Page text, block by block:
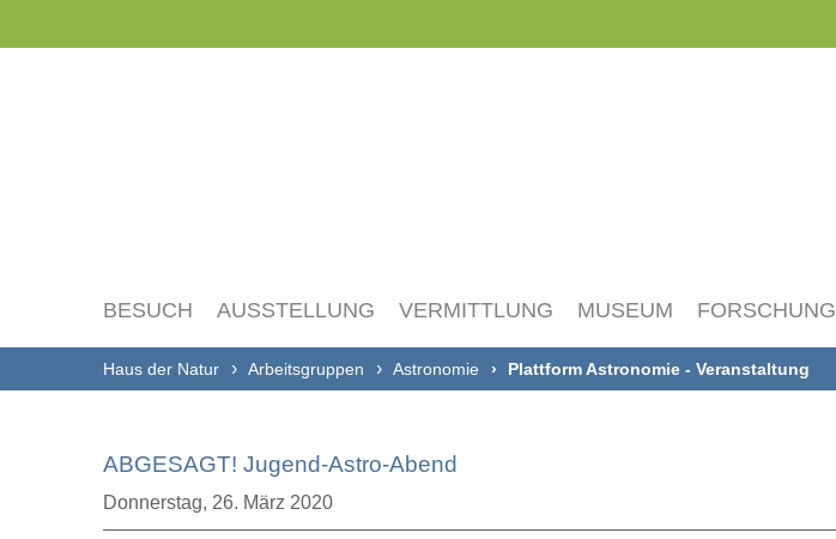
BESUCH AUSSTELLUNG VERMITTLUNG MUSEUM FORSCHUNG
Haus der Natur Arbeitsgruppen Astronomie Plattform Astronomie - Veranstaltung
ABGESAGT! Jugend-Astro-Abend
Donnerstag, 26. März 2020